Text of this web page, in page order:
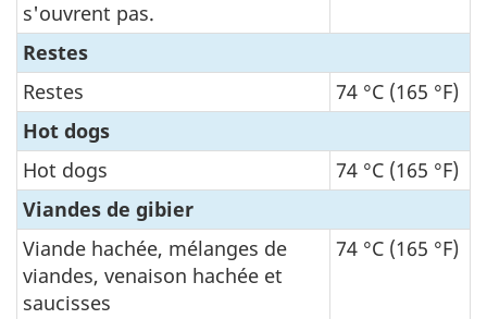
s'ouvrent pas.
Restes
Restes
74 °C (165 °F)
Hot dogs
Hot dogs
74 °C (165 °F)
Viandes de gibier
Viande hachée, mélanges de
viandes, venaison hachée et
saucisses
74 °C (165 °F)